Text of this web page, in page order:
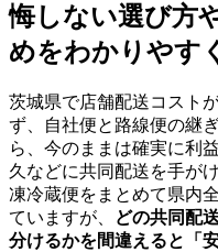
悔しない選び方
めをわかりやす
茨城県で店舗配送コスト
ず、自社便と路線便の継
ら、今のままは確実に利
久などに共同配送を手が
凍冷蔵便をまとめて県内
ていますが、
どの共同配
分けるかを間違えると「